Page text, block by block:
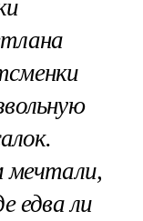
мечтали,
едва ли